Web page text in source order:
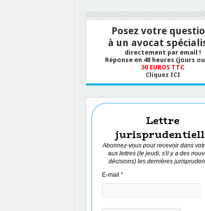
Posez votre
à un avocat
directement par email !
Réponse en 48 heures (jours
30 EUROS TTC
Cliquez ICI
Lettre
Abonnez-vous pour recevoir dans
aux lettres (le jeudi, s'il y a des
décisions) les dernières
E-mail *